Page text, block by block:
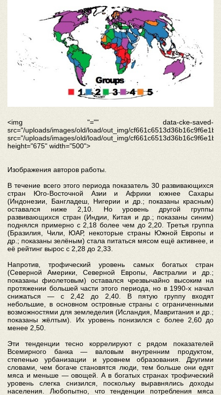
<img "="" data-cke-saved-
src="/uploads/images/old/load/out_img/
src="/uploads/images/old/load/out_img/
height="675" width="500">
Изображения авторов работы.
В течение всего этого периода показатель 30 развивающихся
стран Юго-Восточной Азии и Африки южнее Сахары
(Индонезии, Бангладеш, Нигерии и др.; показаны красным)
оставался ниже 2,10. Но уровень другой группы
развивающихся стран (Индии, Китая и др.; показаны синим)
поднялся примерно с 2,18 более чем до 2,20. Третья группа
(Бразилия, Чили, ЮАР, некоторые страны Южной Европы и
др.; показаны зелёным) стала питаться мясом ещё активнее, и
её рейтинг вырос с 2,28 до 2,33.
Напротив, трофический уровень самых богатых стран
(Северной Америки, Северной Европы, Австралии и др.;
показаны фиолетовым) оставался чрезвычайно высоким на
протяжении большей части этого периода, но в 1990-х начал
снижаться — с 2,42 до 2,40. В пятую группу входят
небольшие, в основном островные страны с ограниченными
возможностями для земледелия (Исландия, Мавритания и др.;
показаны жёлтым). Их уровень понизился с более 2,60 до
менее 2,50.
Эти тенденции тесно коррелируют с рядом показателей
Всемирного банка — валовым внутренним продуктом,
степенью урбанизации и уровнем образования. Другими
словами, чем богаче становятся люди, тем больше они едят
мяса и меньше — овощей. А в богатых странах трофический
уровень слегка снизился, поскольку выравнялись доходы
населения. Любопытно, что тенденции потребления мяса